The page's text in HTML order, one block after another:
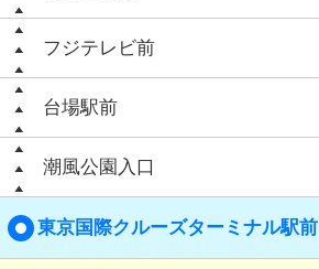
フジテレビ前
台場駅前
潮風公園入口
東京国際クルーズターミナル駅前